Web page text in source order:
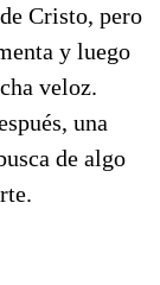
Cristo, pero
y luego
veloz.
una
de algo